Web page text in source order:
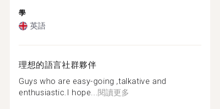
學
英語
理想的語言社群夥伴
Guys who are easy-going ,talkative and
enthusiastic.I hope...閱讀更多